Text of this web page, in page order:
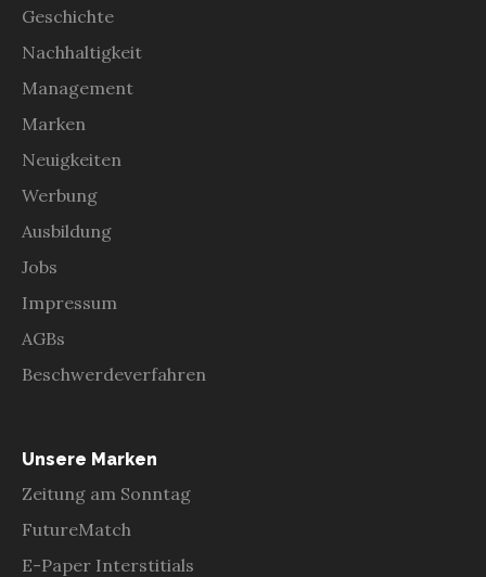
Geschichte
Nachhaltigkeit
Management
Marken
Neuigkeiten
Werbung
Ausbildung
Jobs
Impressum
AGBs
Beschwerdeverfahren
Unsere Marken
Zeitung am Sonntag
FutureMatch
E-Paper Interstitials